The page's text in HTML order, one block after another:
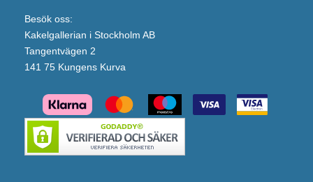
Besök oss:
Kakelgallerian i Stockholm AB
Tangentvägen 2
141 75 Kungens Kurva